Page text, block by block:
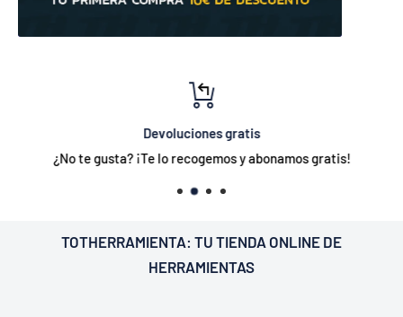
Devoluciones gratis
¿No te gusta? ¡Te lo recogemos y abonamos gratis!
TOTHERRAMIENTA: TU TIENDA ONLINE DE
HERRAMIENTAS